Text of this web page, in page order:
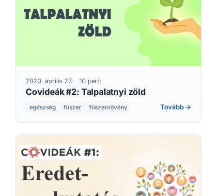
2020. április 27. 10 perc
Covideák #2: Talpalatnyi zöld
egészség fűszer fűszernövény Tovább →